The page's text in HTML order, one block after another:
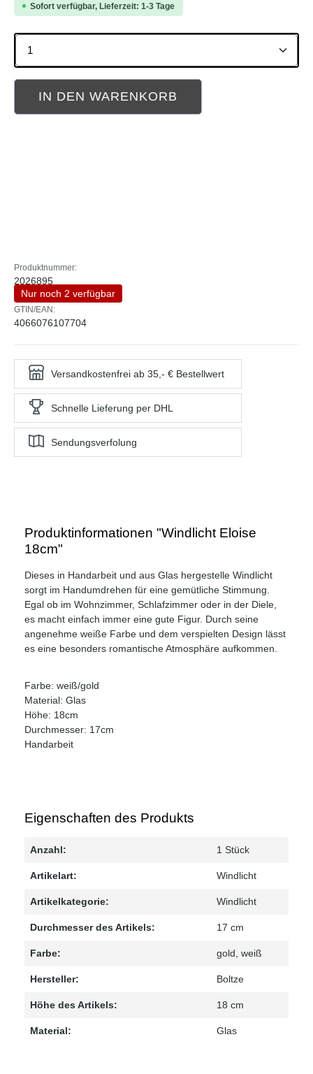
Sofort verfügbar, Lieferzeit: 1-3 Tage
Produkt Anzahl: Gib den gewünschten Wert ein
IN DEN WARENKORB
Produktnummer:
2026895
Nur noch 2 verfügbar
GTIN/EAN:
4066076107704
Versandkostenfrei ab 35,- € Bestellwert
Schnelle Lieferung per DHL
Sendungsverfolung
Produktinformationen "Windlicht Eloise
18cm"
Dieses in Handarbeit und aus Glas hergestelle Windlicht
sorgt im Handumdrehen für eine gemütliche Stimmung.
Egal ob im Wohnzimmer, Schlafzimmer oder in der Diele,
es macht einfach immer eine gute Figur. Durch seine
angenehme weiße Farbe und dem verspielten Design lässt
es eine besonders romantische Atmosphäre aufkommen.
Farbe: weiß/gold
Material: Glas
Höhe: 18cm
Durchmesser: 17cm
Handarbeit
Eigenschaften des Produkts
Anzahl: 1 Stück
Artikelart: Windlicht
Artikelkategorie: Windlicht
Durchmesser des Artikels: 17 cm
Farbe: gold , weiß
Hersteller: Boltze
Höhe des Artikels: 18 cm
Material: Glas